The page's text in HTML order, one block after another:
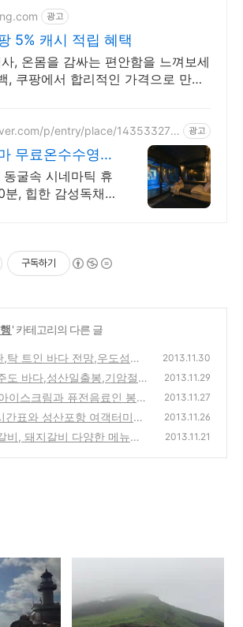
광고
5% 캐시 적립 혜택
, 온몸을 감싸는 편안함을 느껴보세
, 쿠팡에서 합리적인 가격으로 만나
p/entry/place/143533273
광고
무료온수수영장
한 제주 아지트
굴속 시네마틱 휴
분, 힙한 감성독채,
구독하기
' 카테고리의 다른 글
탁 트인 바다 전망,우도섬을
제주도 추천 여행지
(6)
2013.11.30
도 바다,성산일출봉,기암절
오름 정상 오르는 방법과 동
2013.11.29
이스크림과 퓨전음료인 봉봉
구입 시식기
(2)
2013.11.27
간표와 성산포항 여객터미널
정보-자동차없이 가보는 여
2013.11.26
비, 돼지갈비 다양한 메뉴의
2013.11.21